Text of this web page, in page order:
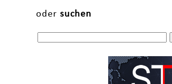
oder suchen